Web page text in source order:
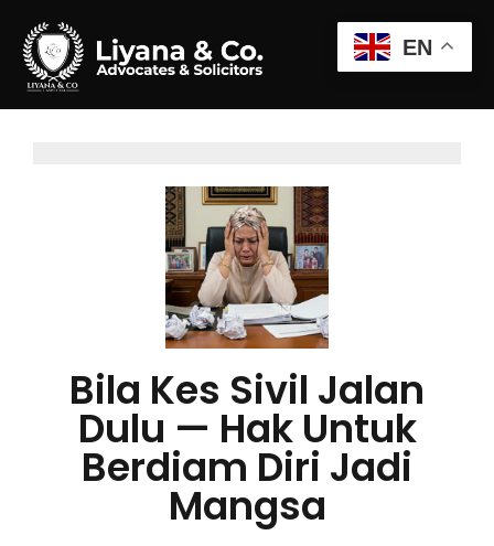
Bila Kes Sivil Jalan
Dulu — Hak Untuk
Berdiam Diri Jadi
Mangsa
EN